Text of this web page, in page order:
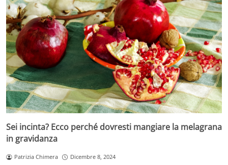
Sei incinta? Ecco perché dovresti mangiare la melagrana
in gravidanza
Patrizia Chimera Dicembre 8, 2024